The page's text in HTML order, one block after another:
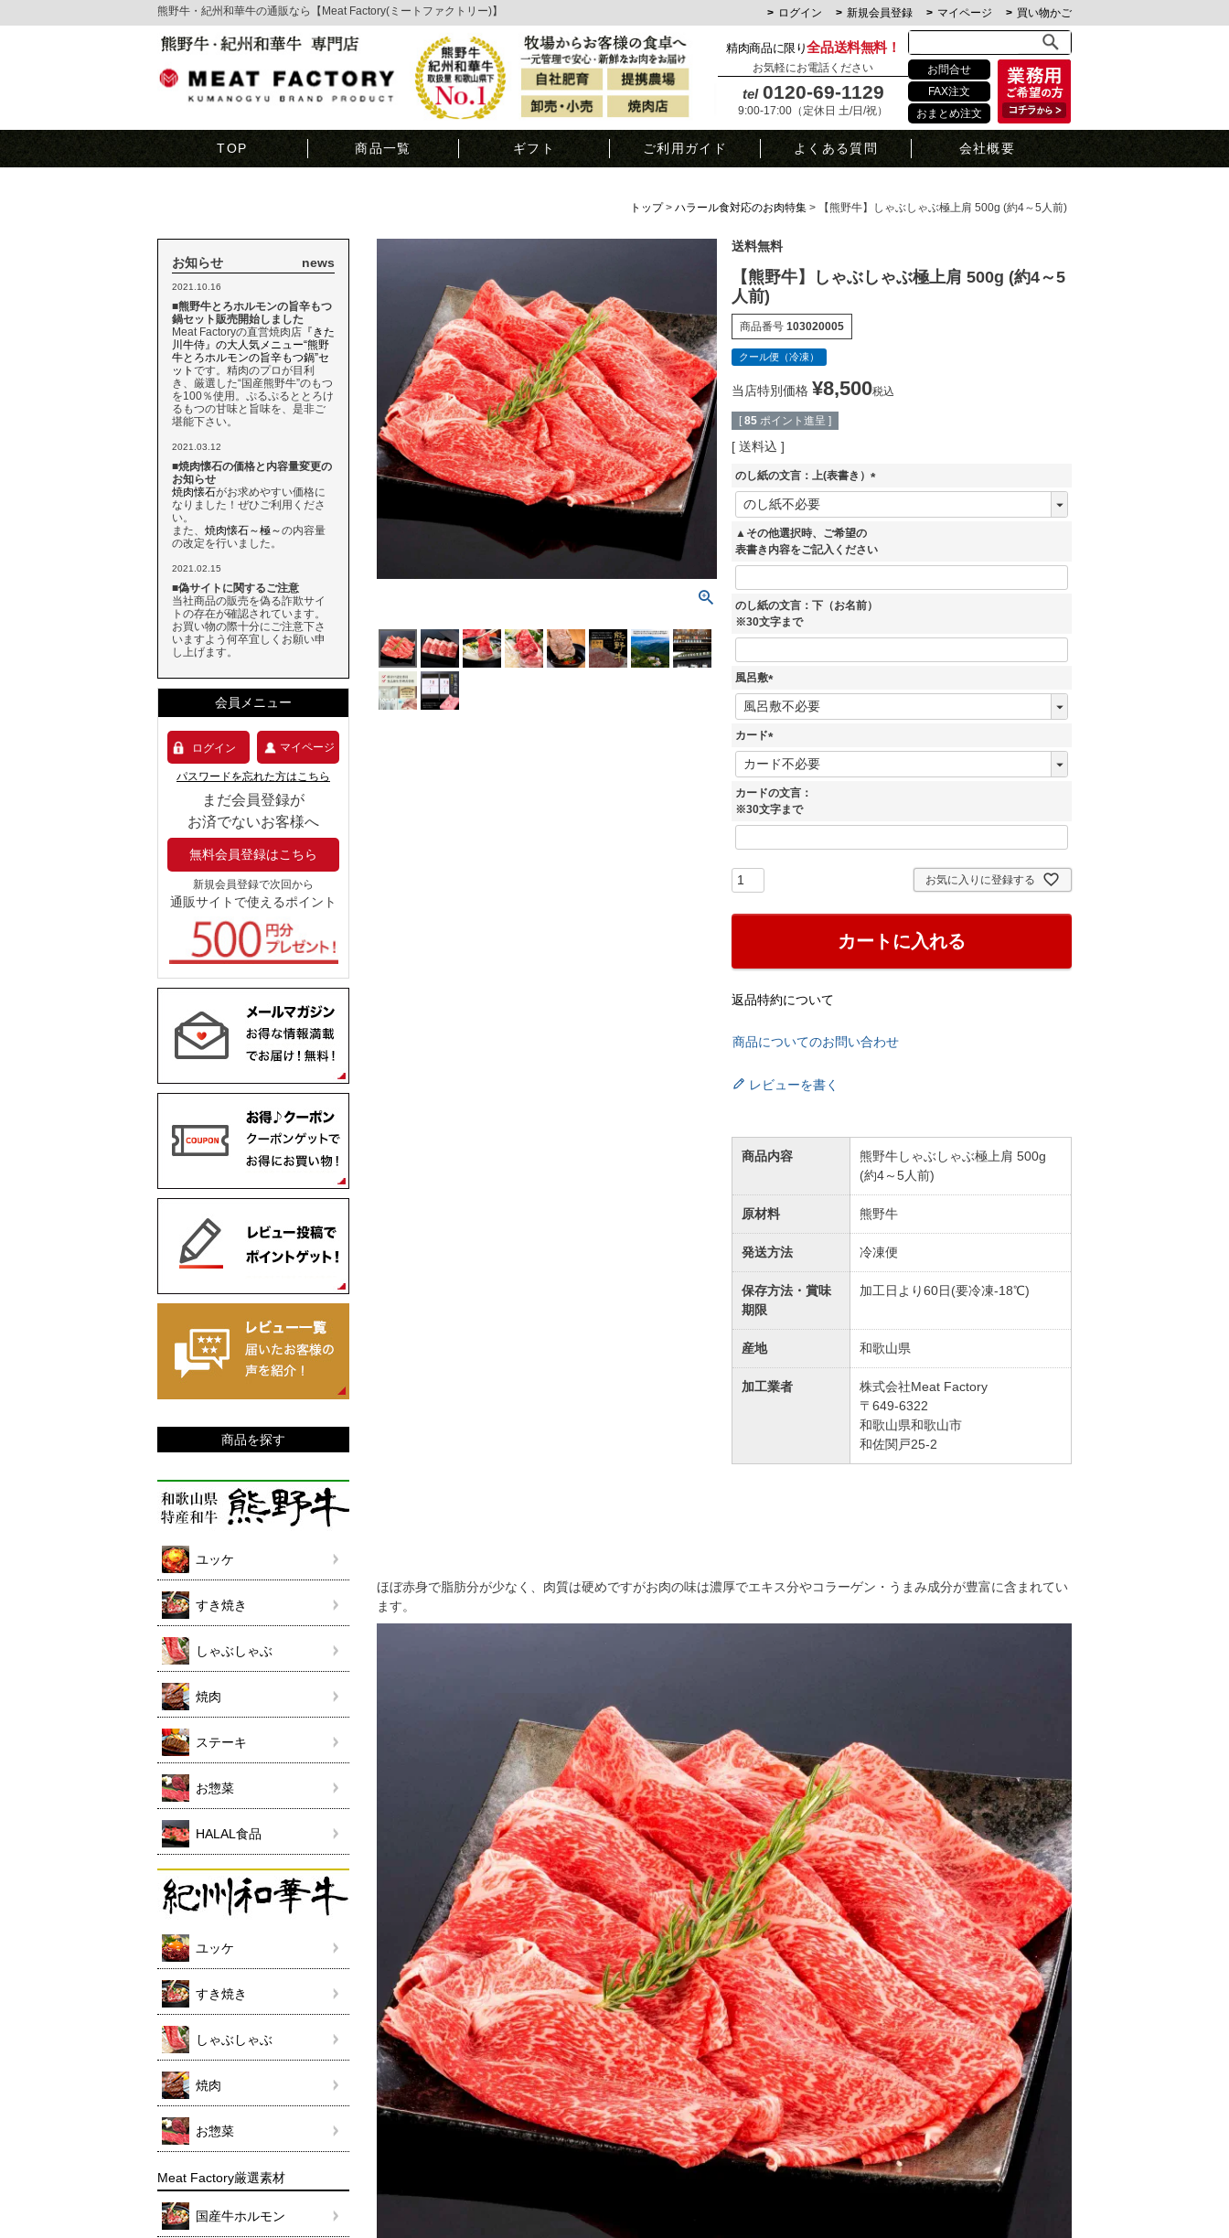
熊野牛・紀州和華牛の通販なら【Meat Factory(ミートファクトリー)】 ログイン 新規会員登録 マイページ 買い物かご
精肉商品に限り全品送料無料！
お気軽にお電話ください
tel 0120-69-1129
9:00-17:00（定休日 土/日/祝）
お問合せ
FAX注文
おまとめ注文
TOP 商品一覧 ギフト ご利用ガイド よくある質問 会社概要
トップ ハラール食対応のお肉特集 【熊野牛】しゃぶしゃぶ極上肩 500g (約4～5人前)
お知らせ news
2021.10.16
■熊野牛とろホルモンの旨辛もつ
鍋セット販売開始しました
Meat Factoryの直営焼肉店 『きた
川牛侍』の大人気メニュー“熊野
牛とろホルモンの旨辛もつ鍋”セ
ット です。精肉のプロが目利
き、厳選した“国産熊野牛”のもつ
を100％使用。ぷるぷるととろけ
るもつの甘味と旨味を、是非ご
堪能下さい。
2021.03.12
■焼肉懐石の価格と内容量変更の
お知らせ
焼肉懐石がお求めやすい価格に
なりました！ぜひご利用くださ
い。
また、 焼肉懐石～極～の内容量
の改定を行いました。
2021.02.15
■偽サイトに関するご注意
当社商品の販売を偽る詐欺サイ
トの存在が確認されています。
お買い物の際十分にご注意下さ
いますよう何卒宜しくお願い申
し上げます。
会員メニュー
ログイン マイページ
パスワードを忘れた方はこちら
まだ会員登録が
お済でないお客様へ
無料会員登録はこちら
新規会員登録で次回から
通販サイトで使えるポイント
商品を探す
ユッケ
すき焼き
しゃぶしゃぶ
焼肉
ステーキ
お惣菜
HALAL食品
ユッケ
すき焼き
しゃぶしゃぶ
焼肉
お惣菜
Meat Factory厳選素材
国産牛ホルモン
送料無料
【熊野牛】しゃぶしゃぶ極上肩 500g (約4～5
人前)
商品番号 103020005
クール便（冷凍）
当店特別価格 ¥8,500税込
[ 85 ポイント進呈 ]
送料込
のし紙の文言：上(表書き）
(
▲その他選択時、ご希望の
表書き内容をご記入ください
のし紙の文言：下（お名前）
※30文字まで
風呂敷
(
必
須
カード
(
必
須
)
カードの文言：
※30文字まで
お気に入りに登録する
カートに入れる
返品特約について
商品についてのお問い合わせ
レビューを書く
商品内容
熊野牛しゃぶしゃぶ極上肩 500g
(約4～5人前)
原材料 熊野牛
発送方法 冷凍便
保存方法・賞味
期限
加工日より60日(要冷凍-18℃)
産地 和歌山県
加工業者
株式会社Meat Factory
〒649-6322
和歌山県和歌山市
和佐関戸25-2
ほぼ赤身で脂肪分が少なく、肉質は硬めですがお肉の味は濃厚でエキス分やコラーゲン・うまみ成分が豊富に含まれてい
ます。